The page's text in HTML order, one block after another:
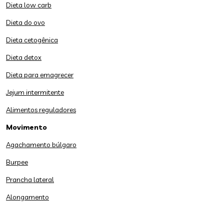
Dieta low carb
Dieta do ovo
Dieta cetogênica
Dieta detox
Dieta para emagrecer
Jejum intermitente
Alimentos reguladores
Movimento
Agachamento búlgaro
Burpee
Prancha lateral
Alongamento